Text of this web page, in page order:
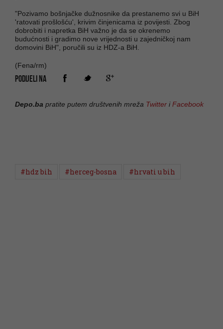
"Pozivamo bošnjačke dužnosnike da prestanemo svi u BiH
'ratovati prošlošću', krivim činjenicama iz povijesti. Zbog
dobrobiti i napretka BiH važno je da se okrenemo
budućnosti i gradimo nove vrijednosti u zajedničkoj nam
domovini BiH", poručili su iz HDZ-a BiH.
(Fena/rm)
PODIJELI NA
Depo.ba pratite putem društvenih mreža Twitter iFacebook
#hdz bih #herceg-bosna #hrvati u bih